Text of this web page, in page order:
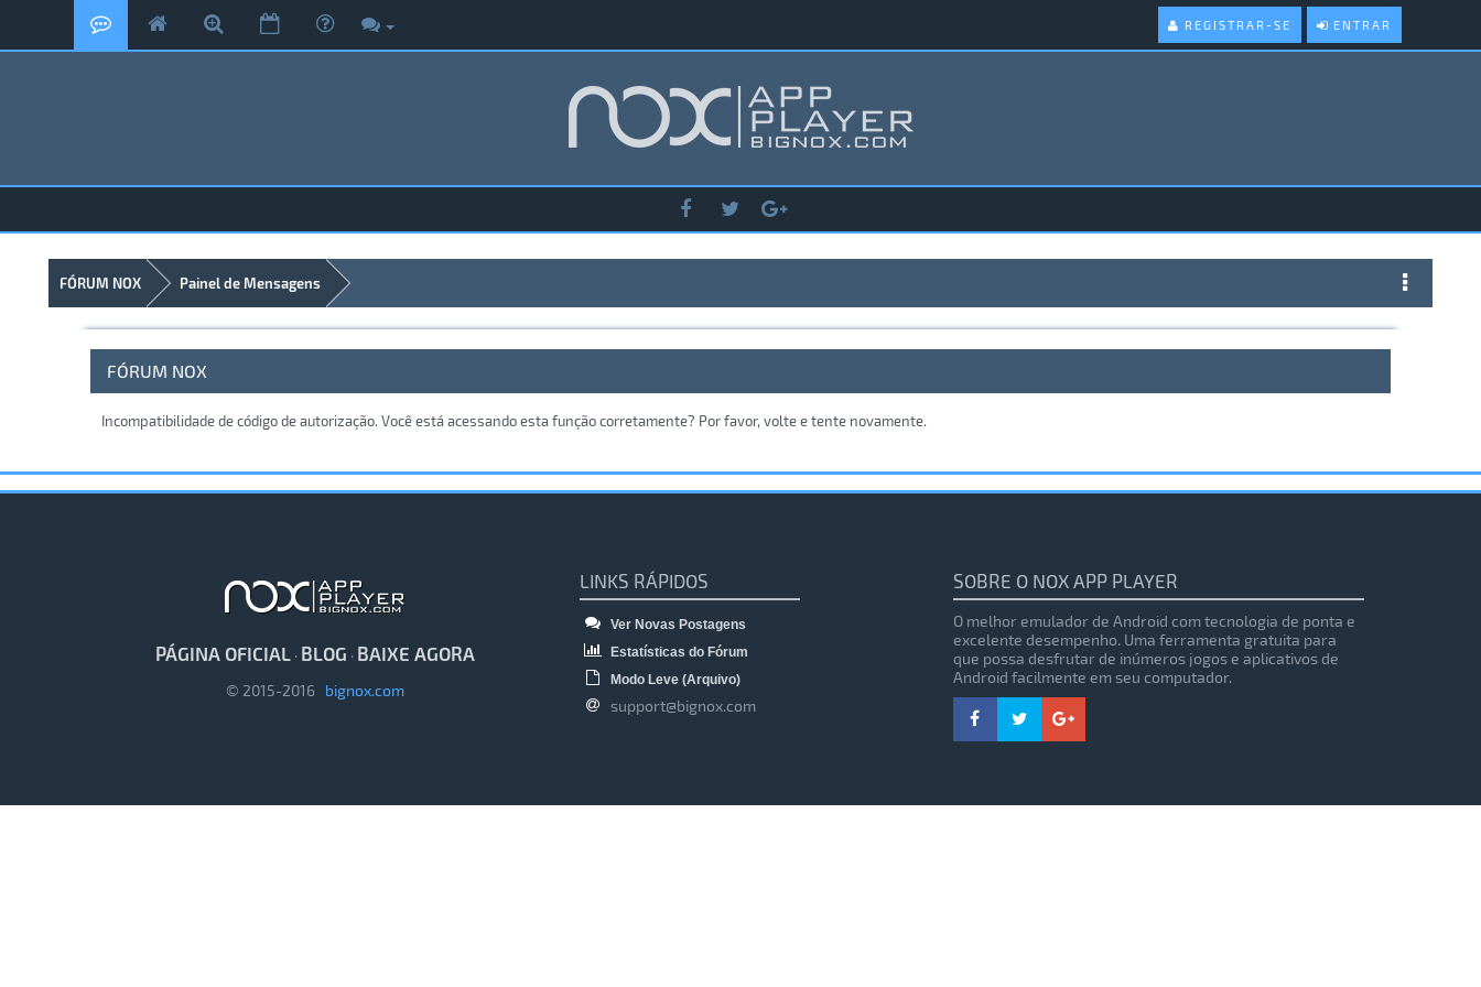
ENTRAR
REGISTRAR-SE
FÓRUM NOX Painel de Mensagens
FÓRUM NOX
Incompatibilidade de código de autorização. Você está acessando esta função corretamente? Por favor, volte e tente novamente.
PÁGINA OFICIAL · BLOG · BAIXE AGORA
© 2015-2016 bignox.com
LINKS RÁPIDOS
Ver Novas Postagens
Estatísticas do Fórum
Modo Leve (Arquivo)
support@bignox.com
SOBRE O NOX APP PLAYER
O melhor emulador de Android com tecnologia de ponta e
excelente desempenho. Uma ferramenta gratuita para
que possa desfrutar de inúmeros jogos e aplicativos de
Android facilmente em seu computador.